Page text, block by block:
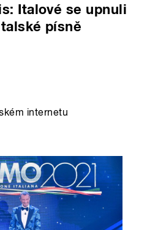
Italové se upnuli
písně
internetu